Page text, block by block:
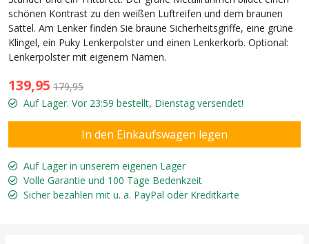
schönen Kontrast zu den weißen Luftreifen und dem braunen
Sattel. Am Lenker finden Sie braune Sicherheitsgriffe, eine grüne
Klingel, ein Puky Lenkerpolster und einen Lenkerkorb. Optional:
Lenkerpolster mit eigenem Namen.
139,95 179,95
Auf Lager. Vor 23:59 bestellt, Dienstag versendet!
Auf Lager in unserem eigenen Lager
Volle Garantie und 100 Tage Bedenkzeit
Sicher bezahlen mit u. a. PayPal oder Kreditkarte